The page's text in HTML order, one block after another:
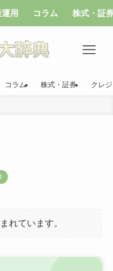
用 コラム 株式・証
コラム 株式・証券 クレ
れています。